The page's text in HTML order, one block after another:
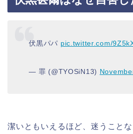
伏黒パパ pic.twitter.com/
— 罪 (@TYOSiN13)
潔いともいえるほど、迷うこと